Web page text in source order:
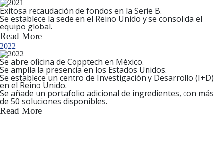
Exitosa recaudación de fondos en la Serie B.
Se establece la sede en el Reino Unido y se consolida el
equipo global.
Read More
2022
Se abre oficina de Copptech en México.
Se amplía la presencia en los Estados Unidos.
Se establece un centro de Investigación y Desarrollo (I+D)
en el Reino Unido.
Se añade un portafolio adicional de ingredientes, con más
de 50 soluciones disponibles.
Read More